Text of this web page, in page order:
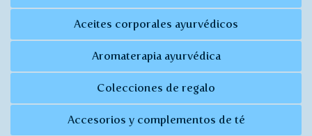
Aceites corporales ayurvédicos
Aromaterapia ayurvédica
Colecciones de regalo
Accesorios y complementos de té